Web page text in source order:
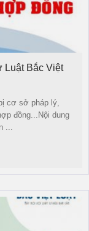
Luật Bắc Việt
cơ sở pháp lý,
đồng...Nội dung
...